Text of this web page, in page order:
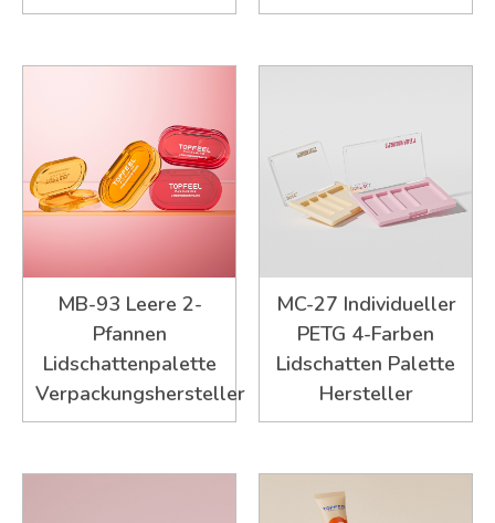
MB-93 Leere 2-
Pfannen
Lidschattenpalette
Verpackungshersteller
MC-27 Individueller
PETG 4-Farben
Lidschatten Palette
Hersteller